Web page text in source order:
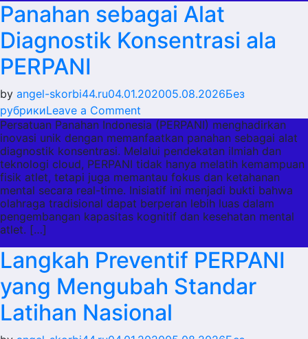
Panahan sebagai Alat
Diagnostik Konsentrasi ala
PERPANI
by angel-skorbi44.ru04.01.202005.08.2026Без
рубрикиLeave a Comment
Panahan
sebagai
Alat
Diagnostik
Konsentrasi
ala
PERPANI
Persatuan Panahan Indonesia (PERPANI) menghadirkan
inovasi unik dengan memanfaatkan panahan sebagai alat
diagnostik konsentrasi. Melalui pendekatan ilmiah dan
teknologi cloud, PERPANI tidak hanya melatih kemampuan
fisik atlet, tetapi juga memantau fokus dan ketahanan
mental secara real-time. Inisiatif ini menjadi bukti bahwa
olahraga tradisional dapat berperan lebih luas dalam
pengembangan kapasitas kognitif dan kesehatan mental
atlet. […]
Langkah Preventif PERPANI
yang Mengubah Standar
Latihan Nasional